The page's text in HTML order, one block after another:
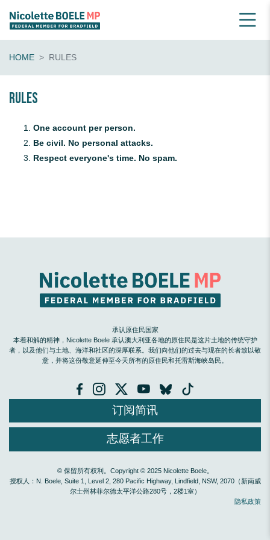
HOME RULES
Rules
One account per person.
Be civil. No personal attacks.
Respect everyone's time. No spam.
承认原住民国家
本着和解的精神，Nicolette Boele 承认澳大利亚各地的原住民是这片土地的传统守护
者，以及他们与土地、海洋和社区的深厚联系。我们向他们的过去与现在的长者致以敬
意，并将这份敬意延伸至今天所有的原住民和托雷斯海峡岛民。
订阅简讯
志愿者工作
© 保留所有权利。Copyright © 2025 Nicolette Boele。
授权人：N. Boele, Suite 1, Level 2, 280 Pacific Highway, Lindfield, NSW, 2070（新南威
尔士州林菲尔德太平洋公路280号，2楼1室）
隐私政策